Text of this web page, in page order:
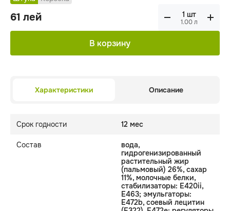
61 лей 1.00л
В корзину
Характеристики Описание
Срок годности 12 мес
Состав
вода,
гидрогенизированный
растительный жир
(пальмовый) 26%, сахар
11%, молочные белки,
стабилизаторы: E420ii,
E463; эмульгаторы:
E472b, соевый лецитин